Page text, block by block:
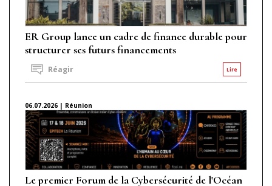
ER Group lance un cadre de finance durable pour
structurer ses futurs financements
Lire
Réagir
06.07.2026 | Réunion
Le premier Forum de la Cybersécurité de l'Océan